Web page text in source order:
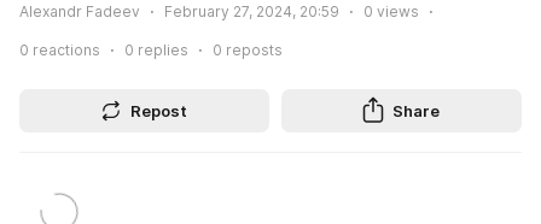
Alexandr Fadeev February 27, 2024, 20:59 0 views
0 reactions 0 replies 0 reposts
Repost Share